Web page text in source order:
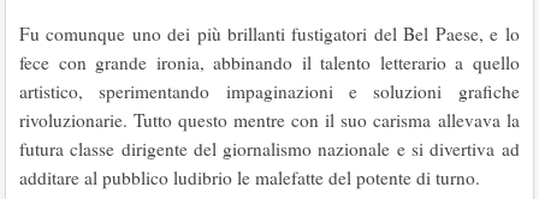
Fu comunque uno dei più brillanti fustigatori del Bel Paese, e lo
fece con grande ironia, abbinando il talento letterario a quello
artistico, sperimentando impaginazioni e soluzioni grafiche
rivoluzionarie. Tutto questo mentre con il suo carisma allevava la
futura classe dirigente del giornalismo nazionale e si divertiva ad
additare al pubblico ludibrio le malefatte del potente di turno.